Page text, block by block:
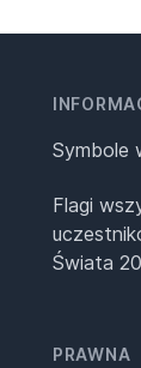
Symbole
Flagi
Świata
PRAWNA